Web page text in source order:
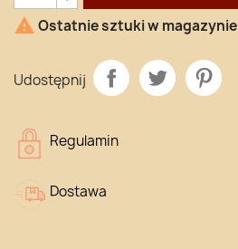
 Ostatnie sztuki w magazynie
Udostępnij
Regulamin
Dostawa